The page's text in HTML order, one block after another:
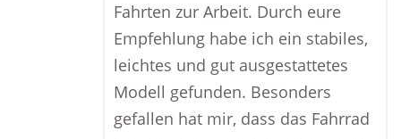
Fahrten zur Arbeit. Durch eure
Empfehlung habe ich ein stabiles,
leichtes und gut ausgestattetes
Modell gefunden. Besonders
gefallen hat mir, dass das Fahrrad